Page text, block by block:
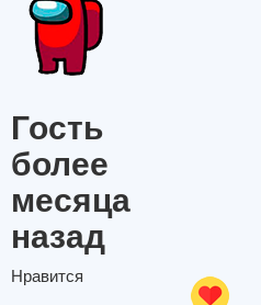
Гость
более
месяца
назад
Нравится